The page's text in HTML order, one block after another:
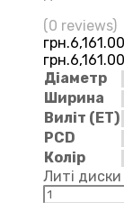
(0 reviews)
грн.6,161.00
Діаметр
Ширина
Виліт (ЕТ)
PCD
Колір
Литі диски